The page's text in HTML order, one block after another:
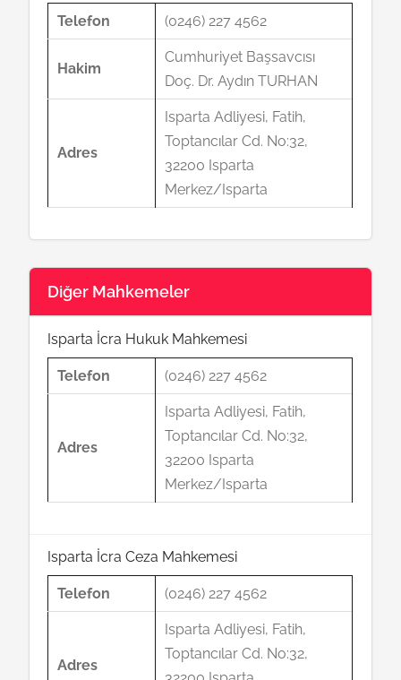
Telefon (0246) 227 4562
Hakim
Cumhuriyet Başsavcısı
Doç. Dr. Aydın TURHAN
Adres
Isparta Adliyesi, Fatih,
Toptancılar Cd. No:32,
32200 Isparta
Merkez/Isparta
Diğer Mahkemeler
Isparta İcra Hukuk Mahkemesi
Telefon (0246) 227 4562
Adres
Isparta Adliyesi, Fatih,
Toptancılar Cd. No:32,
32200 Isparta
Merkez/Isparta
Isparta İcra Ceza Mahkemesi
Telefon (0246) 227 4562
Adres
Isparta Adliyesi, Fatih,
Toptancılar Cd. No:32,